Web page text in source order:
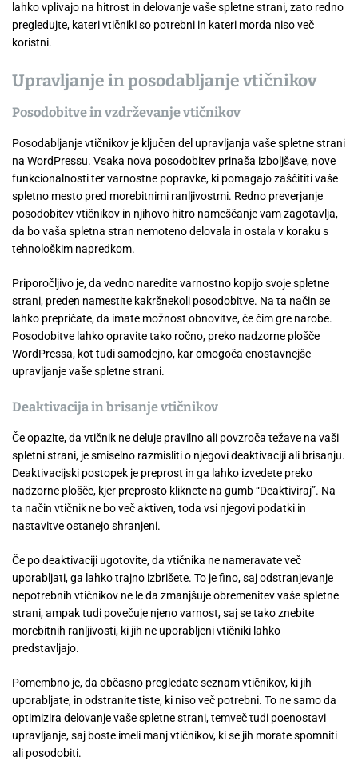
lahko vplivajo na hitrost in delovanje vaše spletne strani, zato redno
pregledujte, kateri vtičniki so potrebni in kateri morda niso več
koristni.
Upravljanje in posodabljanje vtičnikov
Posodobitve in vzdrževanje vtičnikov
Posodabljanje vtičnikov je ključen del upravljanja vaše spletne strani
na WordPressu. Vsaka nova posodobitev prinaša izboljšave, nove
funkcionalnosti ter varnostne popravke, ki pomagajo zaščititi vaše
spletno mesto pred morebitnimi ranljivostmi. Redno preverjanje
posodobitev vtičnikov in njihovo hitro nameščanje vam zagotavlja,
da bo vaša spletna stran nemoteno delovala in ostala v koraku s
tehnološkim napredkom.
Priporočljivo je, da vedno naredite varnostno kopijo svoje spletne
strani, preden namestite kakršnekoli posodobitve. Na ta način se
lahko prepričate, da imate možnost obnovitve, če čim gre narobe.
Posodobitve lahko opravite tako ročno, preko nadzorne plošče
WordPressa, kot tudi samodejno, kar omogoča enostavnejše
upravljanje vaše spletne strani.
Deaktivacija in brisanje vtičnikov
Če opazite, da vtičnik ne deluje pravilno ali povzroča težave na vaši
spletni strani, je smiselno razmisliti o njegovi deaktivaciji ali brisanju.
Deaktivacijski postopek je preprost in ga lahko izvedete preko
nadzorne plošče, kjer preprosto kliknete na gumb “Deaktiviraj”. Na
ta način vtičnik ne bo več aktiven, toda vsi njegovi podatki in
nastavitve ostanejo shranjeni.
Če po deaktivaciji ugotovite, da vtičnika ne nameravate več
uporabljati, ga lahko trajno izbrišete. To je fino, saj odstranjevanje
nepotrebnih vtičnikov ne le da zmanjšuje obremenitev vaše spletne
strani, ampak tudi povečuje njeno varnost, saj se tako znebite
morebitnih ranljivosti, ki jih ne uporabljeni vtičniki lahko
predstavljajo.
Pomembno je, da občasno pregledate seznam vtičnikov, ki jih
uporabljate, in odstranite tiste, ki niso več potrebni. To ne samo da
optimizira delovanje vaše spletne strani, temveč tudi poenostavi
upravljanje, saj boste imeli manj vtičnikov, ki se jih morate spomniti
ali posodobiti.